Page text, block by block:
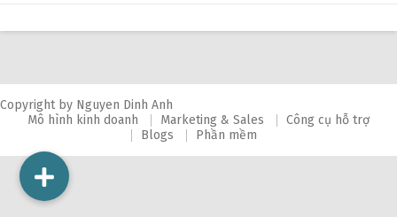
Copyright by Nguyen Dinh Anh
Mô hình kinh doanh
Marketing & Sales
Công cụ hỗ trợ
Blogs
Phần mềm